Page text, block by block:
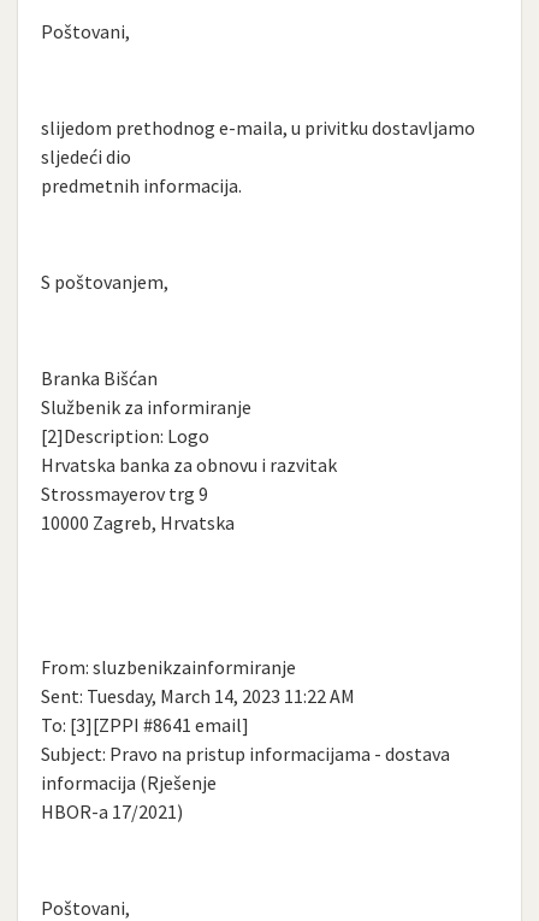
Poštovani,
slijedom prethodnog e-maila, u privitku dostavljamo
sljedeći dio
predmetnih informacija.
S poštovanjem,
Branka Bišćan
Službenik za informiranje
[2]Description: Logo
Hrvatska banka za obnovu i razvitak
Strossmayerov trg 9
10000 Zagreb, Hrvatska
From: sluzbenikzainformiranje
Sent: Tuesday, March 14, 2023 11:22 AM
To: [3][ZPPI #8641 email]
Subject: Pravo na pristup informacijama - dostava
informacija (Rješenje
HBOR-a 17/2021)
Poštovani,